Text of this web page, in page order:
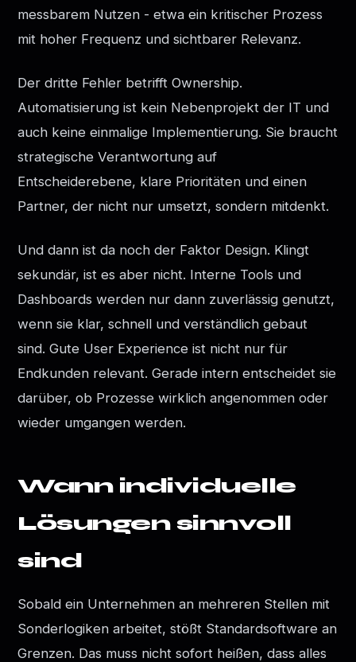
messbarem Nutzen - etwa ein kritischer Prozess
mit hoher Frequenz und sichtbarer Relevanz.
Der dritte Fehler betrifft Ownership.
Automatisierung ist kein Nebenprojekt der IT und
auch keine einmalige Implementierung. Sie braucht
strategische Verantwortung auf
Entscheiderebene, klare Prioritäten und einen
Partner, der nicht nur umsetzt, sondern mitdenkt.
Und dann ist da noch der Faktor Design. Klingt
sekundär, ist es aber nicht. Interne Tools und
Dashboards werden nur dann zuverlässig genutzt,
wenn sie klar, schnell und verständlich gebaut
sind. Gute User Experience ist nicht nur für
Endkunden relevant. Gerade intern entscheidet sie
darüber, ob Prozesse wirklich angenommen oder
wieder umgangen werden.
Wann individuelle
Lösungen sinnvoll
sind
Sobald ein Unternehmen an mehreren Stellen mit
Sonderlogiken arbeitet, stößt Standardsoftware an
Grenzen. Das muss nicht sofort heißen, dass alles